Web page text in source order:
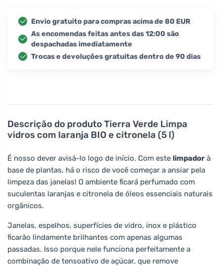
Descrição do produto Tierra Verde Limpa
vidros com laranja BIO e citronela (5 l)
É nosso dever avisá-lo logo de início. Com este limpador à
base de plantas, há o risco de você começar a ansiar pela
limpeza das janelas! O ambiente ficará perfumado com
suculentas laranjas e citronela de óleos essenciais naturais
orgânicos.
Janelas, espelhos, superfícies de vidro, inox e plástico
ficarão lindamente brilhantes com apenas algumas
passadas. Isso porque nele funciona perfeitamente a
combinação de tensoativo de açúcar, que remove
Envio gratuito para compras acima de 80 EUR
As encomendas feitas antes das 12:00 são
despachadas imediatamente
Trocas e devoluções gratuitas dentro de 90 dias